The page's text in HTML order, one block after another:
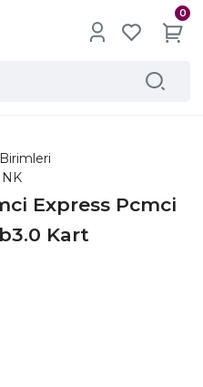
0
Express Pcmci
Kart